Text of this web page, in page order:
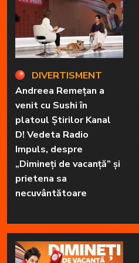
DIVERTISMENT
Andreea Remețan a
venit cu Sushi în
platoul Știrilor Kanal
D! Vedeta Radio
Impuls, despre
„Dimineți de vacanță” și
prietena sa
necuvântătoare